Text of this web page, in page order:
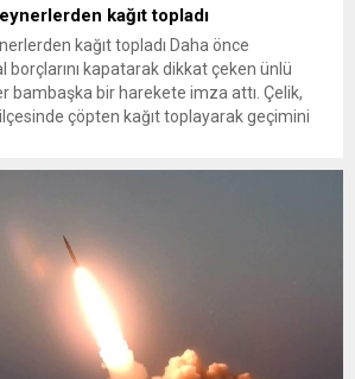
kağıt topladı
kağıt topladı Daha önce
borçlarını kapatarak dikkat çeken ünlü
bambaşka bir harekete imza attı. Çelik,
çöpten kağıt toplayarak geçimini